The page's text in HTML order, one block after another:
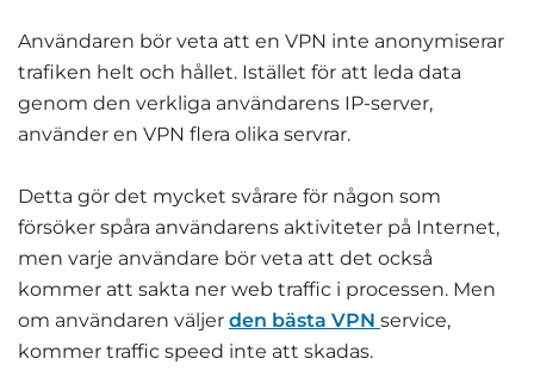
Användaren bör veta att en VPN inte anonymiserar
trafiken helt och hållet. Istället för att leda data
genom den verkliga användarens IP-server,
använder en VPN flera olika servrar.
Detta gör det mycket svårare för någon som
försöker spåra användarens aktiviteter på Internet,
men varje användare bör veta att det också
kommer att sakta ner web traffic i processen. Men
om användaren väljer den bästa VPN service,
kommer traffic speed inte att skadas.